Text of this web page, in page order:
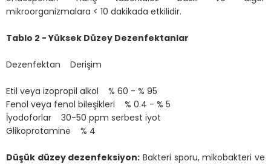
mikroorganizmalara < 10 dakikada etkilidir.
Tablo 2 - Yüksek Düzey Dezenfektanlar
Dezenfektan Derişim
Etil veya izopropil alkol % 60 - % 95
Fenol veya fenol bileşikleri % 0.4 - % 5
İyodoforlar 30-50 ppm serbest iyot
Glikoprotamine % 4
Düşük düzey dezenfeksiyon: Bakteri sporu, mikobakteri ve